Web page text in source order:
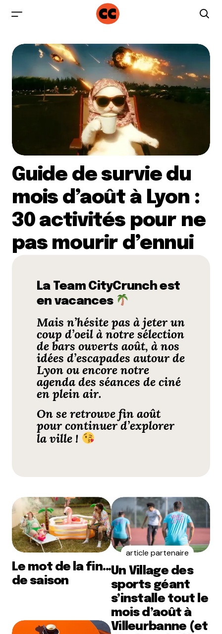
Guide de survie du
mois d’août à Lyon :
30 activités pour ne
pas mourir d’ennui
La Team CityCrunch est
en vacances
Mais n’hésite pas à jeter un
coup d’oeil à notresélection
de bars ouverts août, à nos
idées d’escapades autour de
Lyonou encore notre
agenda des séances deciné
en plein air.
On se retrouve fin août
pour continuer d’explorer
la ville !
Le mot de la fin…
de saison
article partenaire
Un Village des
sports géant
s’installe tout le
mois d’août à
Villeurbanne (et